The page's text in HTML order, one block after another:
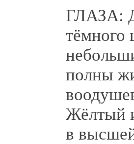
ГЛАЗА:
тёмного
полны
Жёлтый
в